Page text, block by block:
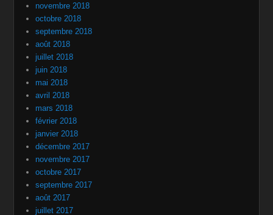
novembre 2018
octobre 2018
septembre 2018
août 2018
juillet 2018
juin 2018
mai 2018
avril 2018
mars 2018
février 2018
janvier 2018
décembre 2017
novembre 2017
octobre 2017
septembre 2017
août 2017
juillet 2017